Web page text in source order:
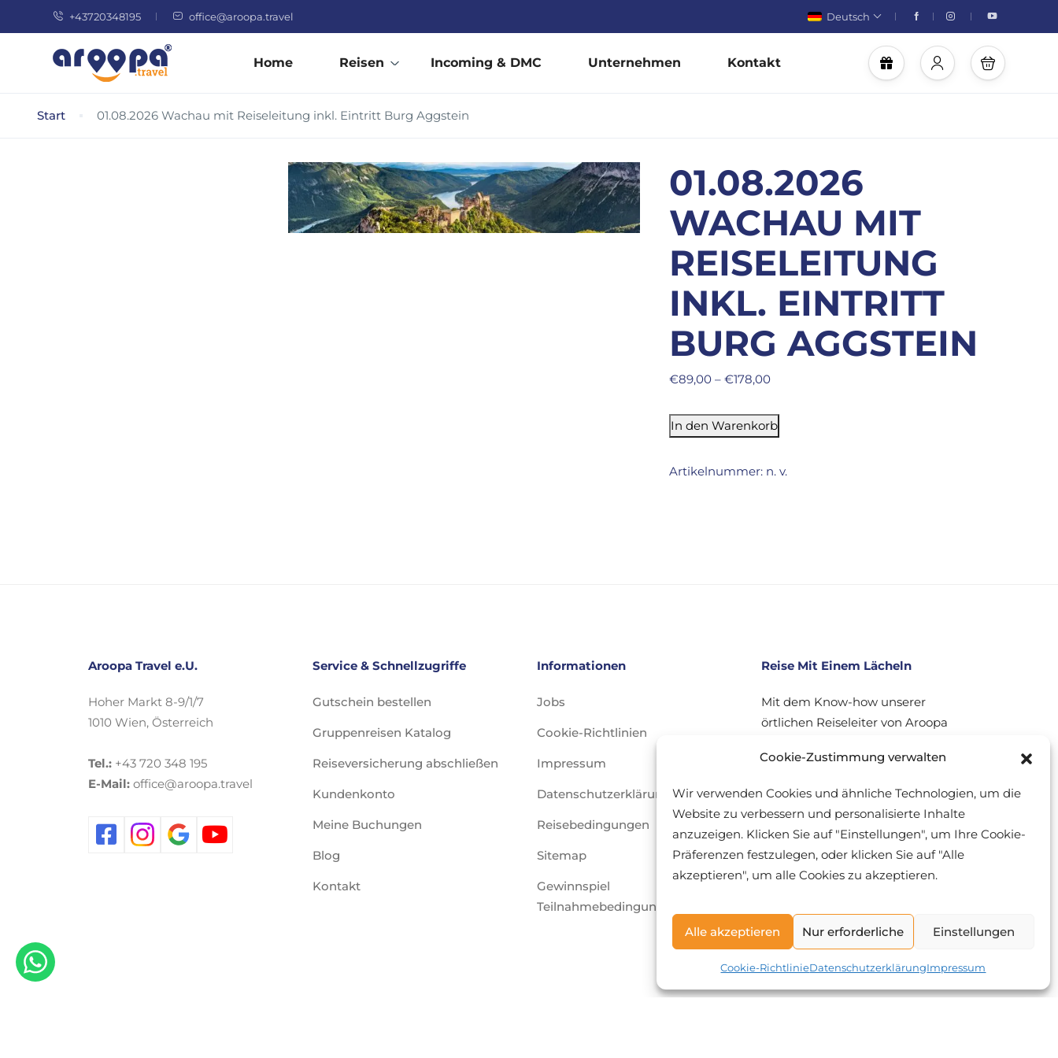
Cookie-Zustimmung verwalten
Wir verwenden Cookies und ähnliche Technologien, um die
Website zu verbessern und personalisierte Inhalte
anzuzeigen. Klicken Sie auf "Einstellungen", um Ihre Cookie-
Präferenzen festzulegen, oder klicken Sie auf "Alle
akzeptieren", um alle Cookies zu akzeptieren.
Alle akzeptieren Nur erforderliche Einstellungen
Cookie-RichtlinieDatenschutzerklärungImpressum
+43720348195 office@aroopa.travel Deutsch
Home Reisen Incoming & DMC Unternehmen Kontakt
Start 01.08.2026 Wachau mit Reiseleitung inkl. Eintritt Burg Aggstein
01.08.2026
WACHAU MIT
REISELEITUNG
INKL. EINTRITT
BURG AGGSTEIN
€89,00– €178,00
In den Warenkorb
Artikelnummer: n. v.
Aroopa Travel e.U.
Hoher Markt 8-9/1/7
1010 Wien, Österreich
Tel.: +43 720 348 195
E-Mail: office@aroopa.travel
Service & Schnellzugriffe
Gutschein bestellen
Gruppenreisen Katalog
Reiseversicherung abschließen
Kundenkonto
Meine Buchungen
Blog
Kontakt
Informationen
Jobs
Cookie-Richtlinien
Impressum
Datenschutzerklärung
Reisebedingungen
Sitemap
Gewinnspiel
Teilnahmebedingungen
Reise Mit Einem Lächeln
Mit dem Know-how unserer
örtlichen Reiseleiter von Aroopa
Sie besuchen, hautnah. Durch
Lebensweisen besser kennen.